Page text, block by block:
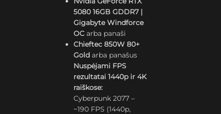
5080 16GB GDDR7 |
Gigabyte Windforce
OC arba panaši
Chieftec 850W 80+
Gold arba panašus
Nuspėjami FPS
rezultatai 1440p ir 4K
raiškose:
Cyberpunk 2077 –
~190 FPS (1440p,